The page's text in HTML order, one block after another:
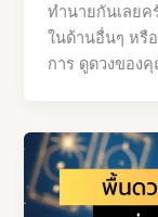
ทำนายกันเลยค
ในด้านอื่นๆ หรื
การ ดูดวงของ